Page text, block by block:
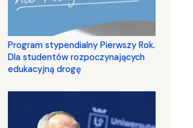
Program stypendialny Pierwszy Rok.
Dla studentów rozpoczynających
edukacyjną drogę